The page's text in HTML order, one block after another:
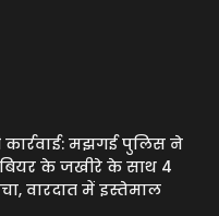
कार्रवाई: मझगई पुलिस ने
के जखीरे के साथ 4
वारदात में इस्तेमाल